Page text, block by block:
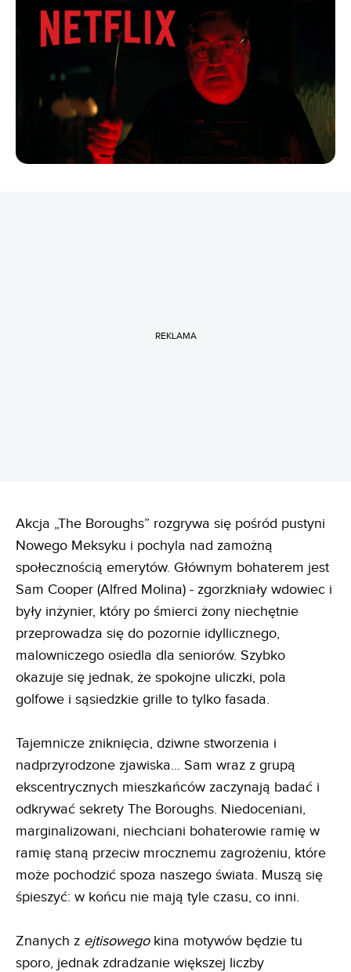
REKLAMA
Akcja „The Boroughs” rozgrywa się pośród pustyni
Nowego Meksyku i pochyla nad zamożną
społecznością emerytów. Głównym bohaterem jest
Sam Cooper (Alfred Molina) - zgorzkniały wdowiec i
były inżynier, który po śmierci żony niechętnie
przeprowadza się do pozornie idyllicznego,
malowniczego osiedla dla seniorów. Szybko
okazuje się jednak, że spokojne uliczki, pola
golfowe i sąsiedzkie grille to tylko fasada.
Tajemnicze zniknięcia, dziwne stworzenia i
nadprzyrodzone zjawiska... Sam wraz z grupą
ekscentrycznych mieszkańców zaczynają badać i
odkrywać sekrety The Boroughs. Niedoceniani,
marginalizowani, niechciani bohaterowie ramię w
ramię staną przeciw mrocznemu zagrożeniu, które
może pochodzić spoza naszego świata. Muszą się
śpieszyć: w końcu nie mają tyle czasu, co inni.
Znanych z ejtisowego kina motywów będzie tu
sporo, jednak zdradzanie większej liczby